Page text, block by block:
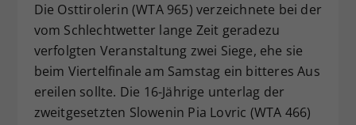
Die Osttirolerin (WTA 965) verzeichnete bei der
vom Schlechtwetter lange Zeit geradezu
verfolgten Veranstaltung zwei Siege, ehe sie
beim Viertelfinale am Samstag ein bitteres Aus
ereilen sollte. Die 16-Jährige unterlag der
zweitgesetzten Slowenin Pia Lovric (WTA 466)